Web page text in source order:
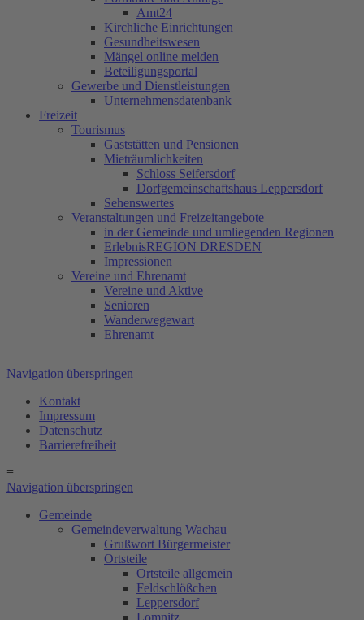
Amt24
Kirchliche Einrichtungen
Gesundheitswesen
Mängel online melden
Beteiligungsportal
Gewerbe und Dienstleistungen
Unternehmensdatenbank
Freizeit
Tourismus
Gaststätten und Pensionen
Mieträumlichkeiten
Schloss Seifersdorf
Dorfgemeinschaftshaus Leppersdorf
Sehenswertes
Veranstaltungen und Freizeitangebote
in der Gemeinde und umliegenden Regionen
ErlebnisREGION DRESDEN
Impressionen
Vereine und Ehrenamt
Vereine und Aktive
Senioren
Wanderwegewart
Ehrenamt
Navigation überspringen
Kontakt
Impressum
Datenschutz
Barrierefreiheit
≡
Navigation überspringen
Gemeinde
Gemeindeverwaltung Wachau
Grußwort Bürgermeister
Ortsteile
Ortsteile allgemein
Feldschlößchen
Leppersdorf
Lomnitz